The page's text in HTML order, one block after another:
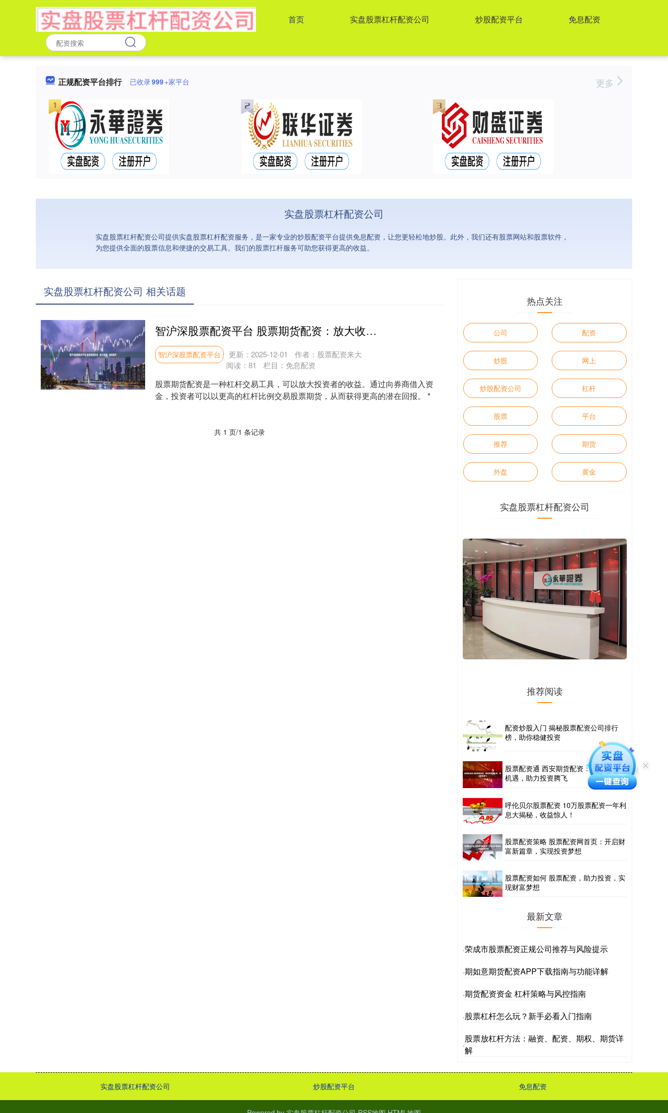
首页 实盘股票杠杆配资公司 炒股配资平台 免息配资
正规配资平台排行 已收录999+家平台 更多
实盘股票杠杆配资公司
实盘股票杠杆配资公司提供实盘股票杠杆配资服务，是一家专业的炒股配资平台提供免息配资，让您更轻松地炒股。此外，我们还有股票网站和股票软件，
为您提供全面的股票信息和便捷的交易工具。我们的股票扛杆服务可助您获得更高的收益。
实盘股票杠杆配资公司 相关话题
智沪深股票配资平台 股票期货配资：放大收益，谨慎操作
智沪深股票配资平台 更新：2025-12-01
作者：股票配资来大
阅读： 81 栏目： 免息配资
股票期货配资是一种杠杆交易工具，可以放大投资者的收益。通过向券商借入资
金，投资者可以以更高的杠杆比例交易股票期货，从而获得更高的潜在回报。 *
共 1 页/1 条记录
热点关注
公司 配资
炒股 网上
炒股配资公司 杠杆
股票 平台
推荐 期货
外盘 黄金
实盘股票杠杆配资公司
推荐阅读
配资炒股入门 揭秘股票配资公司排行
榜，助你稳健投资
股票配资通 西安期货配资：解锁财富新
机遇，助力投资腾飞
呼伦贝尔股票配资 10万股票配资一年利
息大揭秘，收益惊人！
股票配资策略 股票配资网首页：开启财
富新篇章，实现投资梦想
股票配资如何 股票配资，助力投资，实
现财富梦想
最新文章
·荣成市股票配资正规公司推荐与风险提示
·期如意期货配资APP下载指南与功能详解
·期货配资资金 杠杆策略与风控指南
·股票杠杆怎么玩？新手必看入门指南
·
股票放杠杆方法：融资、配资、期权、期货详
解
实盘股票杠杆配资公司 炒股配资平台 免息配资